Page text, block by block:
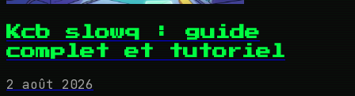
Kcb slowq : guide
complet et tutoriel
2 août 2026